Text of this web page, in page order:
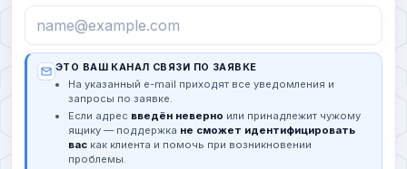
ЭТО ВАШ КАНАЛ СВЯЗИ ПО ЗАЯВКЕ
На указанный e-mail приходят все уведомления и
запросы по заявке.
Если адрес введён неверно или принадлежит чужому
ящику — поддержка не сможет идентифицировать
вас как клиента и помочь при возникновении
проблемы.